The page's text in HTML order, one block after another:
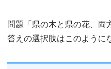
問題「県の木と県の花、両
答えの選択肢はこのように